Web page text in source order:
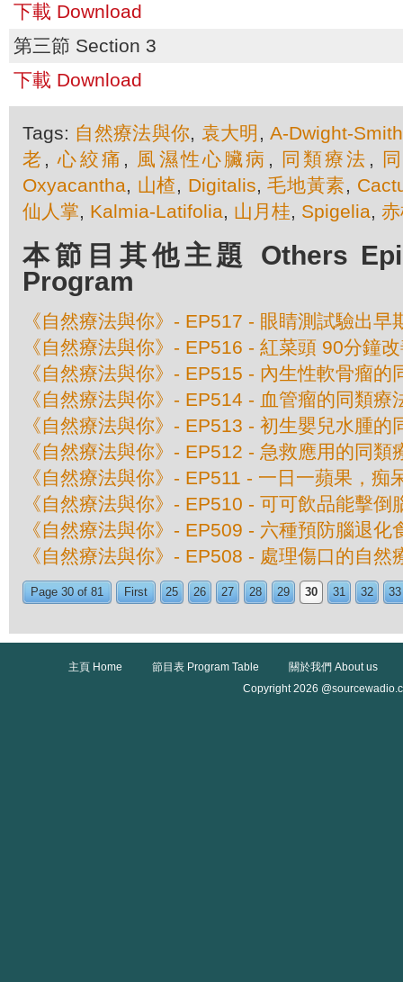
下載 Download
第三節 Section 3
下載 Download
Tags: 自然療法與你, 袁大明 ,A-Dwight-Smith
老 ,心絞痛 , 風濕性心臟病 , 同類療法 ,
Oxyacantha, 山楂, Digitalis,毛地黃素,
仙人掌, Kalmia-Latifolia, 山月桂, Spigelia,
本節目其他主題 Others
Program
《自然療法與你》- EP517 - 眼睛測試驗出早
《自然療法與你》- EP516 - 紅菜頭 90分鐘
《自然療法與你》- EP515 - 內生性軟骨瘤的
《自然療法與你》- EP514 - 血管瘤的同類療
《自然療法與你》- EP513 - 初生嬰兒水腫的
《自然療法與你》- EP512 - 急救應用的同類
《自然療法與你》- EP511 - 一日一蘋果，痴
《自然療法與你》- EP510 - 可可飲品能擊倒
《自然療法與你》- EP509 - 六種預防腦退化
《自然療法與你》- EP508 - 處理傷口的自然
Page 30 of 81 First 25 26 27 28 29 30 31 32 33
主頁 Home 節目表 Program Table
關於我們 About us
Copyright 2026